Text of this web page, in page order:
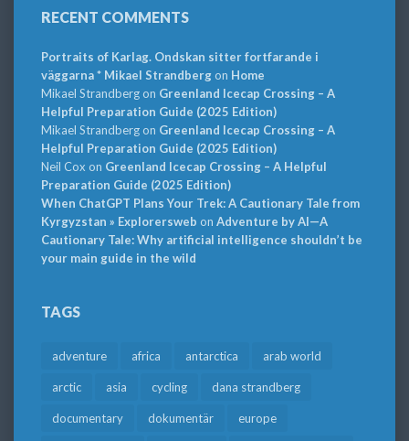
RECENT COMMENTS
Portraits of Karlag. Ondskan sitter fortfarande i
väggarna * Mikael Strandbergon Home
Mikael Strandbergon Greenland Icecap Crossing – A
Helpful Preparation Guide (2025 Edition)
Mikael Strandbergon Greenland Icecap Crossing – A
Helpful Preparation Guide (2025 Edition)
Neil Cox on Greenland Icecap Crossing – A Helpful
Preparation Guide (2025 Edition)
When ChatGPT Plans Your Trek: A Cautionary Tale from
Kyrgyzstan » Explorersweb on Adventure by AI—A
Cautionary Tale: Why artificial intelligence shouldn’t be
your main guide in the wild
TAGS
adventure africa antarctica arab world
arctic asia cycling dana strandberg
documentary dokumentär europe